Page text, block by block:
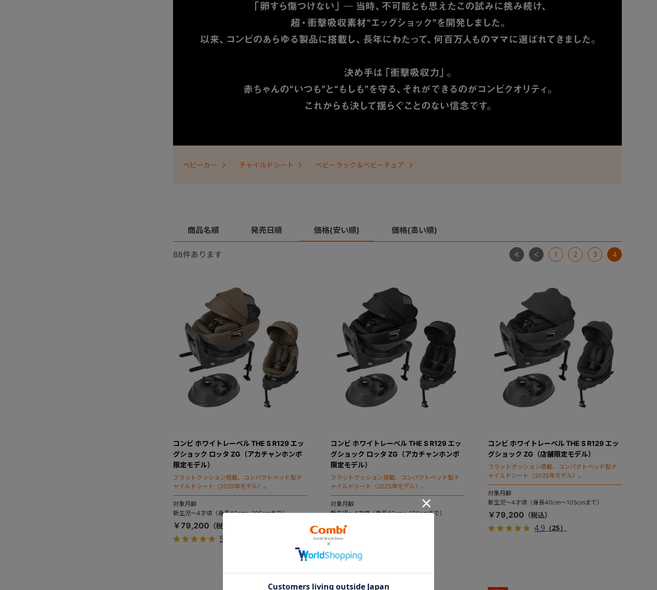
ベビーカー チャイルドシート ベビーラック＆ベビーチェア
商品名順 発売日順 価格(安い順) 価格(高い順)
88件あります 最初 前 1 2 3 4
コンビ ホワイトレーベル THE S R129 エッ
グショック ロッタ ZG（アカチャンホンポ
限定モデル）
フラットクッション搭載、コンパクトベッド型チ
ャイルドシート（2025年モデル）。
対象月齢
新生児～4才頃（身長40cm～105cmまで）
￥79,200
5.0
コンビ ホワイトレーベル THE S R129 エッ
グショック ロッタ ZG（アカチャンホンポ
限定モデル）
フラットクッション搭載、コンパクトベッド型チ
ャイルドシート（2025年モデル）。
対象月齢
新生児～4才頃（身長40cm～105cmまで）
￥79,200
コンビ ホワイトレーベル THE S R129 エッ
グショック ZG（店舗限定モデル）
フラットクッション搭載、コンパクトベッド型チ
ャイルドシート（2025年モデル）。
対象月齢
新生児～4才頃（身長40cm～105cmまで）
￥79,200
4.9（25）